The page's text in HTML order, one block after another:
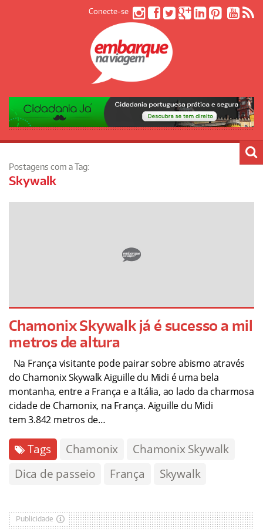
Conecte-se
Postagens com a Tag:
Skywalk
Chamonix Skywalk já é sucesso a mil
metros de altura
Na França visitante pode pairar sobre abismo através
do Chamonix Skywalk Aiguille du Midi é uma bela
montanha, entre a França e a Itália, ao lado da charmosa
cidade de Chamonix, na França. Aiguille du Midi
tem 3.842 metros de…
Tags Chamonix
Chamonix Skywalk
Dica de passeio
França Skywalk
Publicidade